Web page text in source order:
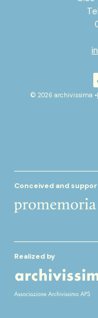
© 2026 archivissima •
Conceived and
Realized by